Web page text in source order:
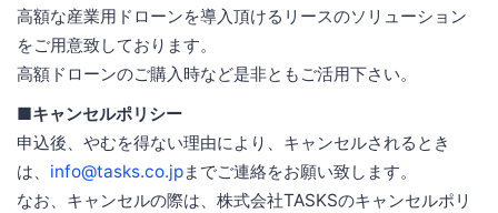
高額な産業用ドローンを導入頂けるリースのソリューション
をご用意致しております。
高額ドローンのご購入時など是非ともご活用下さい。
■キャンセルポリシー
申込後、やむを得ない理由により、キャンセルされるとき
は、 info@tasks.co.jpまでご連絡をお願い致します。
なお、キャンセルの際は、株式会社TASKSのキャンセルポリ